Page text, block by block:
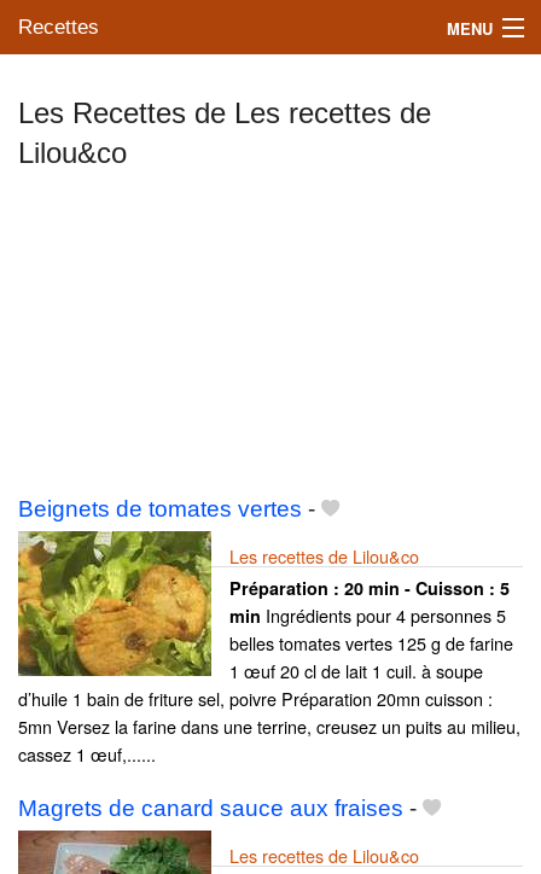
Recettes MENU
Mes blogs préférés
Les Recettes de Les recettes de
Lilou&co
Beignets de tomates vertes -
Les recettes de Lilou&co
Préparation : 20 min - Cuisson : 5
min Ingrédients pour 4 personnes 5
belles tomates vertes 125 g de farine
1 œuf 20 cl de lait 1 cuil. à soupe
d’huile 1 bain de friture sel, poivre Préparation 20mn cuisson :
5mn Versez la farine dans une terrine, creusez un puits au milieu,
cassez 1 œuf,......
Magrets de canard sauce aux fraises -
Les recettes de Lilou&co